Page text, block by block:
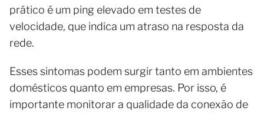
prático é um ping elevado em testes de
velocidade, que indica um atraso na resposta da
rede.
Esses sintomas podem surgir tanto em ambientes
domésticos quanto em empresas. Por isso, é
importante monitorar a qualidade da conexão de